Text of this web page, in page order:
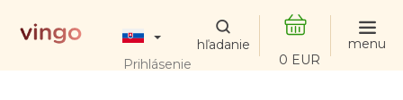
obsah
Prihlásenie
NÁKUPNÝ
KOŠÍK